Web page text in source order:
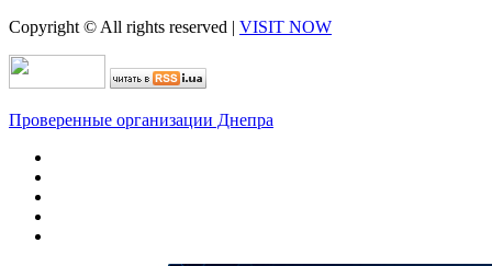
Copyright © All rights reserved | VISIT NOW
Проверенные организации Днепра